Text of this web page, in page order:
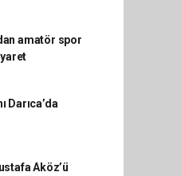
amatör spor
Darıca’da
Aköz’ü